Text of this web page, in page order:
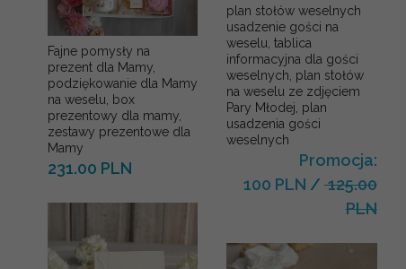
Fajne pomysły na
prezent dla Mamy,
podziękowanie dla Mamy
na weselu, box
prezentowy dla mamy,
zestawy prezentowe dla
Mamy
231.00 PLN
plan stołów weselnych
usadzenie gości na
weselu, tablica
informacyjna dla gości
weselnych, plan stołów
na weselu ze zdjęciem
Pary Młodej, plan
usadzenia gości
weselnych
Promocja:
100 PLN /125.00
PLN